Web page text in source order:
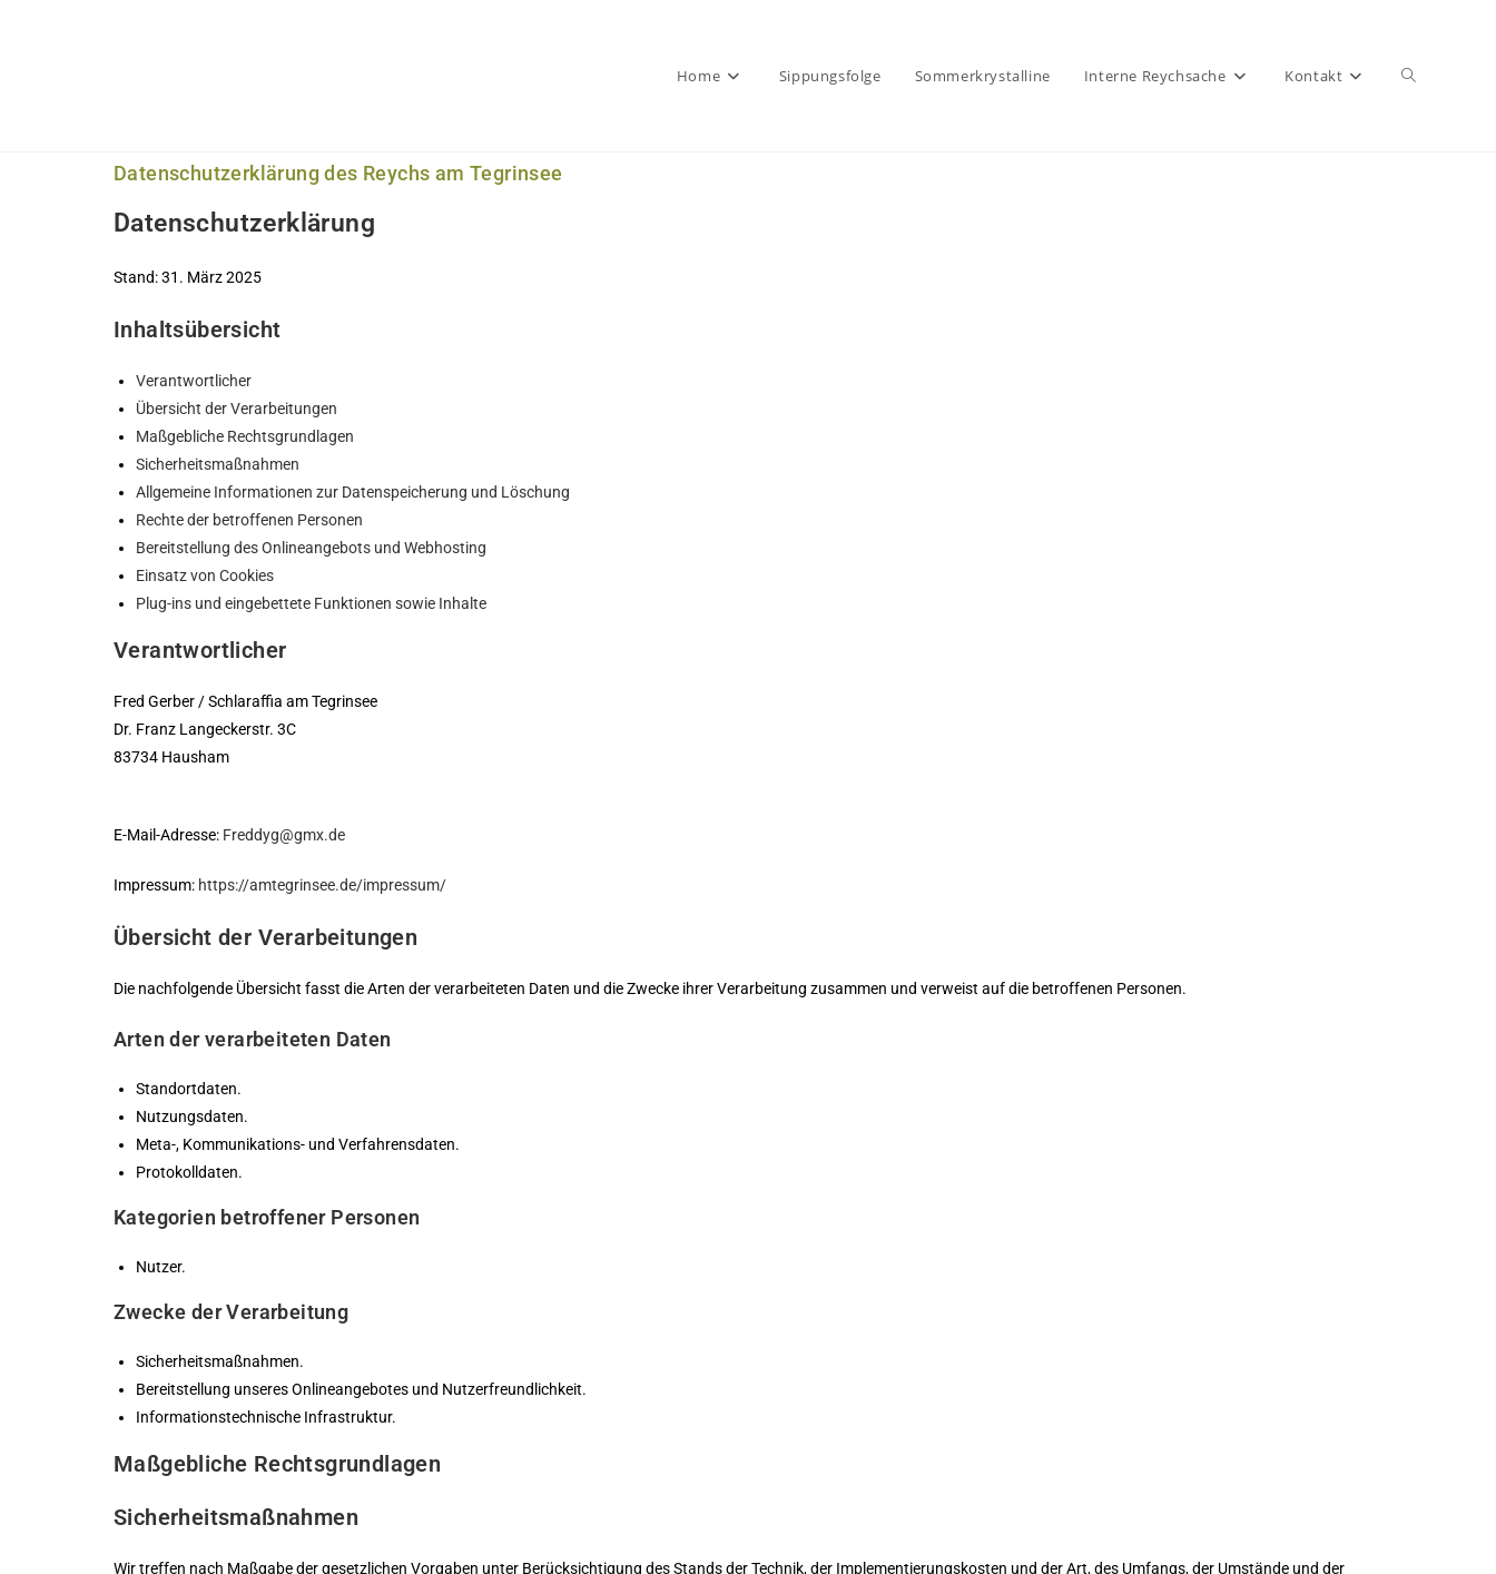
Home Sippungsfolge Sommerkrystalline Interne Reychsache Kontakt
Datenschutzerklärung des Reychs am Tegrinsee
Datenschutzerklärung
Stand: 31. März 2025
Inhaltsübersicht
Verantwortlicher
Übersicht der Verarbeitungen
Maßgebliche Rechtsgrundlagen
Sicherheitsmaßnahmen
Allgemeine Informationen zur Datenspeicherung und Löschung
Rechte der betroffenen Personen
Bereitstellung des Onlineangebots und Webhosting
Einsatz von Cookies
Plug-ins und eingebettete Funktionen sowie Inhalte
Verantwortlicher
Fred Gerber / Schlaraffia am Tegrinsee
Dr. Franz Langeckerstr. 3C
83734 Hausham
E-Mail-Adresse: Freddyg@gmx.de
Impressum: https://amtegrinsee.de/impressum/
Übersicht der Verarbeitungen
Die nachfolgende Übersicht fasst die Arten der verarbeiteten Daten und die Zwecke ihrer Verarbeitung zusammen und verweist auf die betroffenen Personen.
Arten der verarbeiteten Daten
Standortdaten.
Nutzungsdaten.
Meta-, Kommunikations- und Verfahrensdaten.
Protokolldaten.
Kategorien betroffener Personen
Nutzer.
Zwecke der Verarbeitung
Sicherheitsmaßnahmen.
Bereitstellung unseres Onlineangebotes und Nutzerfreundlichkeit.
Informationstechnische Infrastruktur.
Maßgebliche Rechtsgrundlagen
Sicherheitsmaßnahmen
Wir treffen nach Maßgabe der gesetzlichen Vorgaben unter Berücksichtigung des Stands der Technik, der Implementierungskosten und der Art, des Umfangs, der Umstände und der